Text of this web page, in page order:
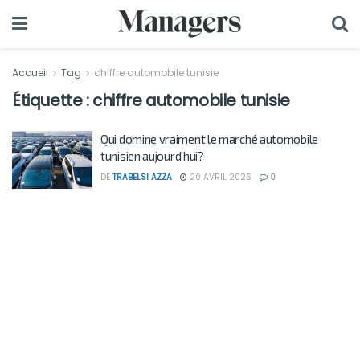
Accueil Tag chiffre automobile tunisie
Étiquette :chiffre automobile tunisie
Qui domine vraiment le marché automobile
tunisien aujourd’hui?
DE TRABELSI AZZA 20 AVRIL 2026 0